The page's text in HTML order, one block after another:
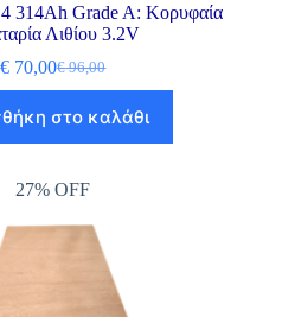
314Ah Grade A: Κορυφαία
Λιθίου 3.2V
€96,00
€ 70,00
στο καλάθι
27% OFF